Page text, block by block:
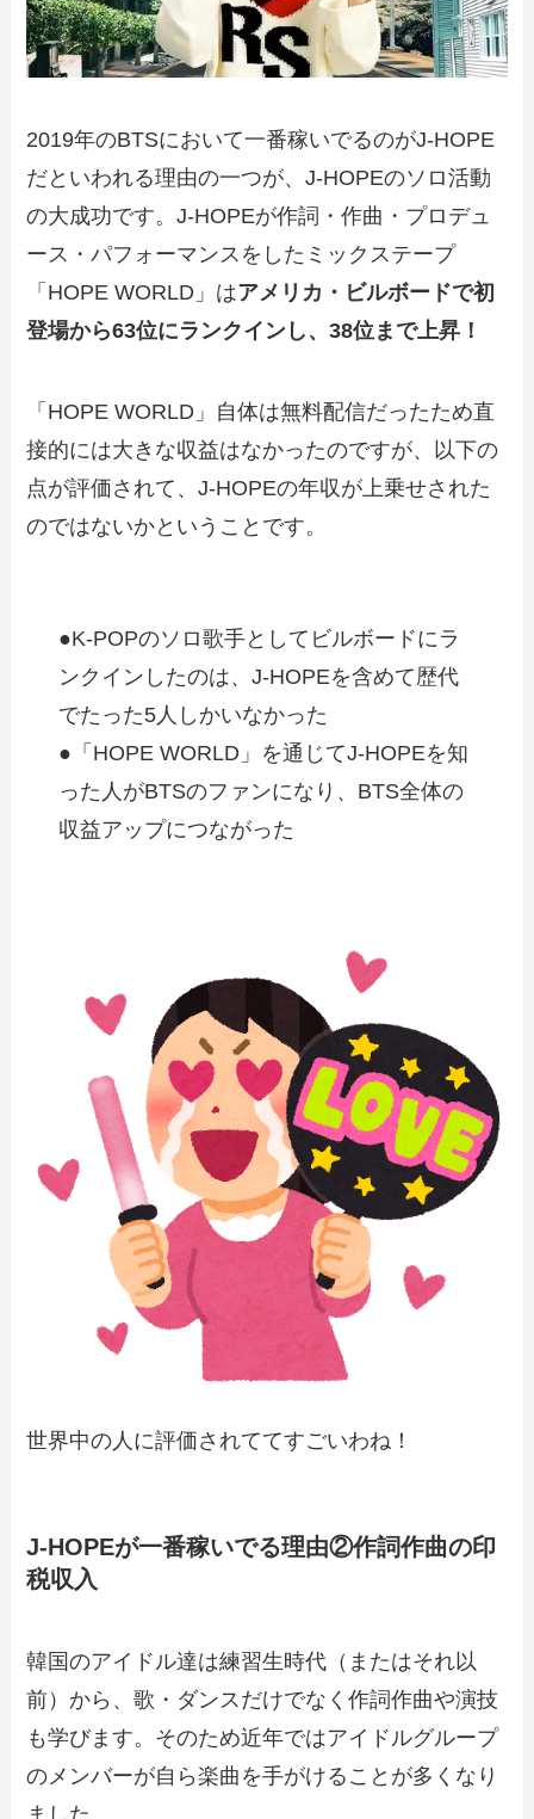
2019年のBTSにおいて一番稼いでるのがJ-HOPE
だといわれる理由の一つが、J-HOPEのソロ活動
の大成功です。J-HOPEが作詞・作曲・プロデュ
ース・パフォーマンスをしたミックステープ
「HOPE WORLD」はアメリカ・ビルボードで初
登場から63位にランクインし、38位まで上昇！
「HOPE WORLD」自体は無料配信だったため直
接的には大きな収益はなかったのですが、以下の
点が評価されて、J-HOPEの年収が上乗せされた
のではないかということです。
●K-POPのソロ歌手としてビルボードにラ
ンクインしたのは、J-HOPEを含めて歴代
でたった5人しかいなかった
●「HOPE WORLD」を通じてJ-HOPEを知
った人がBTSのファンになり、BTS全体の
収益アップにつながった
世界中の人に評価されててすごいわね！
J-HOPEが一番稼いでる理由②作詞作曲の印
税収入
韓国のアイドル達は練習生時代（またはそれ以
前）から、歌・ダンスだけでなく作詞作曲や演技
も学びます。そのため近年ではアイドルグループ
のメンバーが自ら楽曲を手がけることが多くなり
ました。